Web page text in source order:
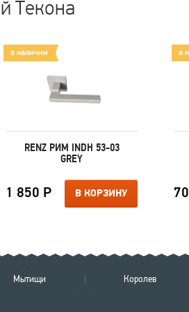
Текона
в наличии
RENZ РИМ INDH 53-03
GREY
1 850 Р В КОРЗИНУ
в
Мытищи Королев